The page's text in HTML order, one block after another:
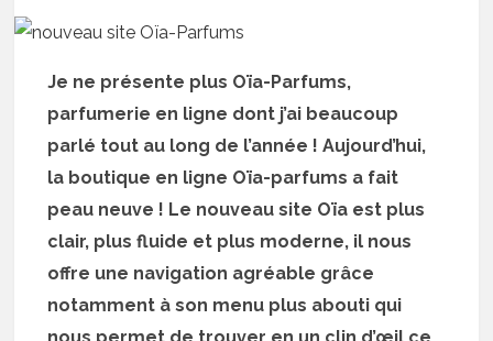
Je ne présente plus Oïa-Parfums,
parfumerie en ligne dont j’ai beaucoup
parlé tout au long de l’année ! Aujourd’hui,
la boutique en ligne Oïa-parfums a fait
peau neuve ! Le nouveau site Oïa est plus
clair, plus fluide et plus moderne, il nous
offre une navigation agréable grâce
notamment à son menu plus abouti qui